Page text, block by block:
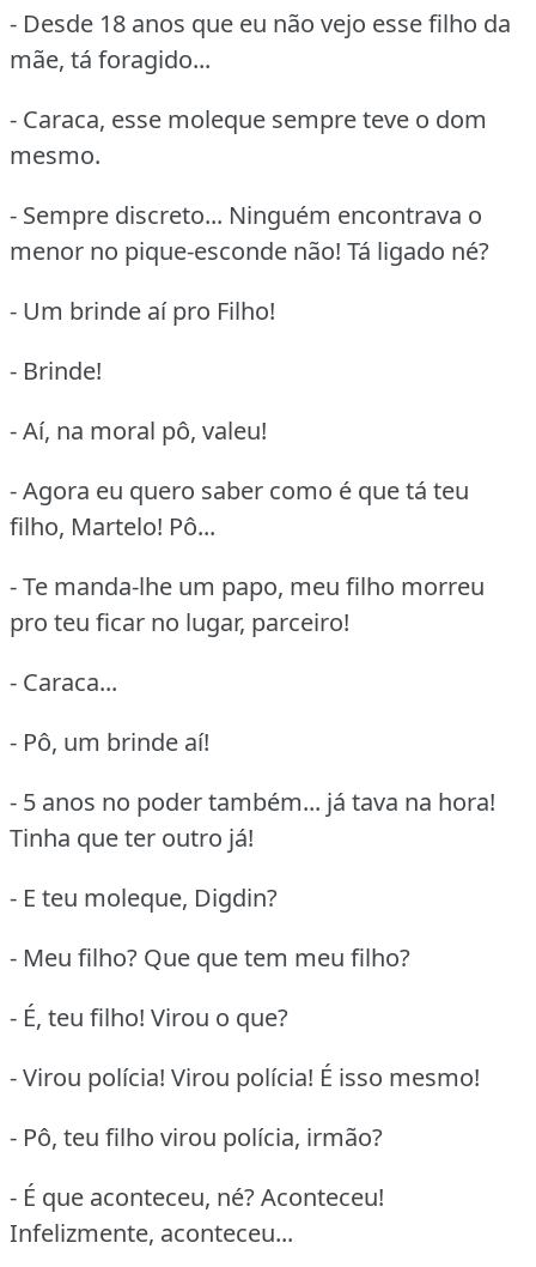
- Desde 18 anos que eu não vejo esse filho da
mãe, tá foragido...
- Caraca, esse moleque sempre teve o dom
mesmo.
- Sempre discreto... Ninguém encontrava o
menor no pique-esconde não! Tá ligado né?
- Um brinde aí pro Filho!
- Brinde!
- Aí, na moral pô, valeu!
- Agora eu quero saber como é que tá teu
filho, Martelo! Pô...
- Te manda-lhe um papo, meu filho morreu
pro teu ficar no lugar, parceiro!
- Caraca...
- Pô, um brinde aí!
- 5 anos no poder também... já tava na hora!
Tinha que ter outro já!
- E teu moleque, Digdin?
- Meu filho? Que que tem meu filho?
- É, teu filho! Virou o que?
- Virou polícia! Virou polícia! É isso mesmo!
- Pô, teu filho virou polícia, irmão?
- É que aconteceu, né? Aconteceu!
Infelizmente, aconteceu...